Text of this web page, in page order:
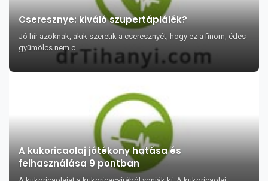
Cseresznye: kiváló szupertáplálék?
Jó hír azoknak, akik szeretik a cseresznyét, hogy ez a finom, édes
gyümölcs nem c...
A kukoricaolaj jótékony hatása és
felhasználása 9 pontban